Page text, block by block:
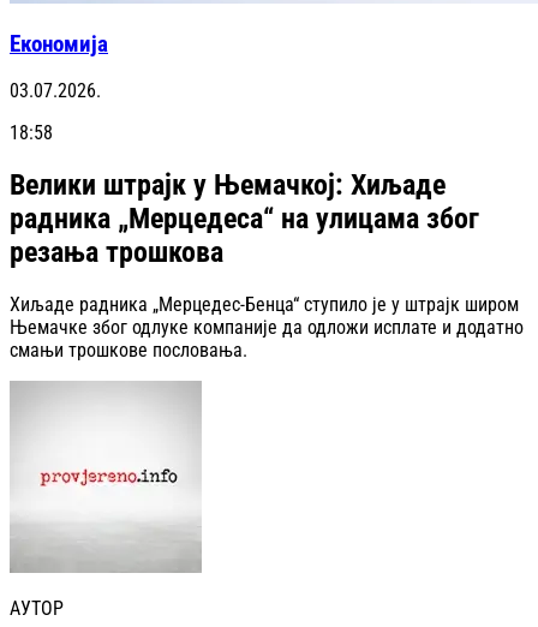
Економија
03.07.2026.
18:58
Велики штрајк у Њемачкој: Хиљаде
радника „Мерцедеса“ на улицама због
резања трошкова
Хиљаде радника „Мерцедес-Бенца“ ступило је у штрајк широм
Њемачке због одлуке компаније да одложи исплате и додатно
смањи трошкове пословања.
АУТОР